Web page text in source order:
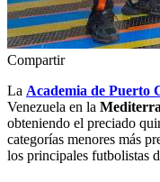
Compartir
La Academia de Puerto
Venezuela en la
obteniendo el preciado
categorías menores más
los principales futbolistas